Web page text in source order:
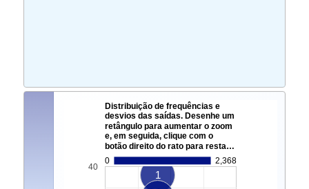
Distribuição de frequências e
desvios das saídas. Desenhe um
retângulo para aumentar o zoom
e, em seguida, clique com o
botão direito do rato para resta…
0
2,368
1
40